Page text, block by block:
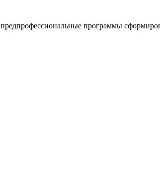
программы